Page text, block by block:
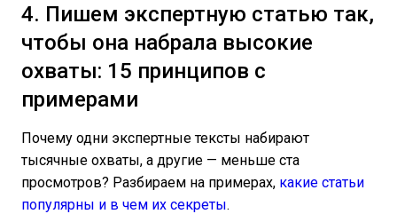
4. Пишем экспертную статью так,
чтобы она набрала высокие
охваты: 15 принципов с
примерами
Почему одни экспертные тексты набирают
тысячные охваты, а другие — меньше ста
просмотров? Разбираем на примерах, какие статьи
популярны и в чем их секреты.